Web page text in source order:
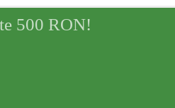
500 RON!